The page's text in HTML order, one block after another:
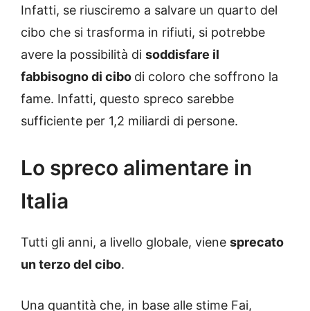
Infatti, se riusciremo a salvare un quarto del
cibo che si trasforma in rifiuti, si potrebbe
avere la possibilità di soddisfare il
fabbisogno di cibo di coloro che soffrono la
fame. Infatti, questo spreco sarebbe
sufficiente per 1,2 miliardi di persone.
Lo spreco alimentare in
Italia
Tutti gli anni, a livello globale, viene sprecato
un terzo del cibo.
Una quantità che, in base alle stime Fai,